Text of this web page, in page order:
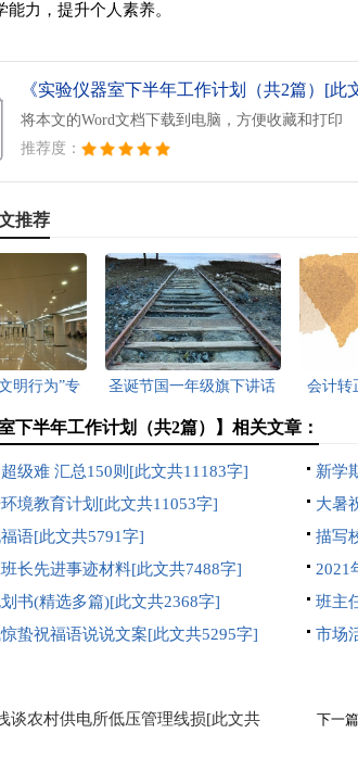
能力，提升个人素养。
将本文的Word文档下载到电脑，方便收藏和打印
推荐度：
推荐
明行为”专
展情况的汇
圣诞节国一年级旗下讲话
稿[此文共4330字]
会计转
下半年工作计划（共2篇）】相关文章：
级难 汇总150则[此文共11183字]
新学
境教育计划[此文共11053字]
大暑
语[此文共5791字]
描写
长先进事迹材料[此文共7488字]
2021
书(精选多篇)[此文共2368字]
班主
蛰祝福语说说文案[此文共5295字]
市场
谈农村供电所低压管理线损[此文共 下一篇